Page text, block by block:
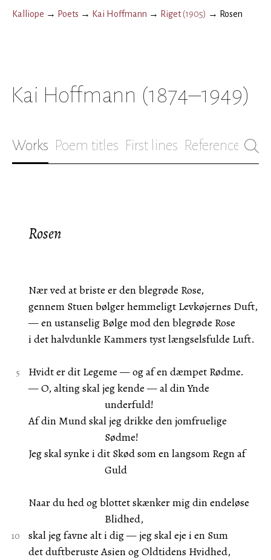
Kalliope → Poets → Kai Hoffmann → Riget(1905) → Rosen
Kai Hoffmann (1874–1949)
Works Poem titles First lines References
Rosen
Nær ved at briste er den blegrøde Rose,
gennem Stuen bølger hemmeligt Levkøjernes Duft,
— en ustanselig Bølge mod den blegrøde Rose
i det halvdunkle Kammers tyst længselsfulde Luft.
Hvidt er dit Legeme — og af en dæmpet Rødme.
— O, alting skal jeg kende — al din Ynde
underfuld!
Af din Mund skal jeg drikke den jomfruelige
Sødme!
Jeg skal synke i dit Skød som en langsom Regn af
Guld
Naar du hed og blottet skænker mig din endeløse
Blidhed,
skal jeg favne alt i dig — jeg skal eje i en Sum
det duftberuste Asien og Oldtidens Hvidhed,